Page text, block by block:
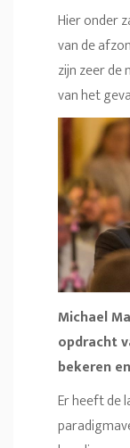
Hier onder
van de
zijn zeer
van het
Michael
opdracht
bekeren
Er heeft de